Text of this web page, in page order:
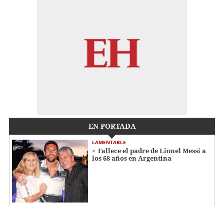
EN PORTADA
LAMENTABLE
Fallece el padre de Lionel Messi a
los 68 años en Argentina